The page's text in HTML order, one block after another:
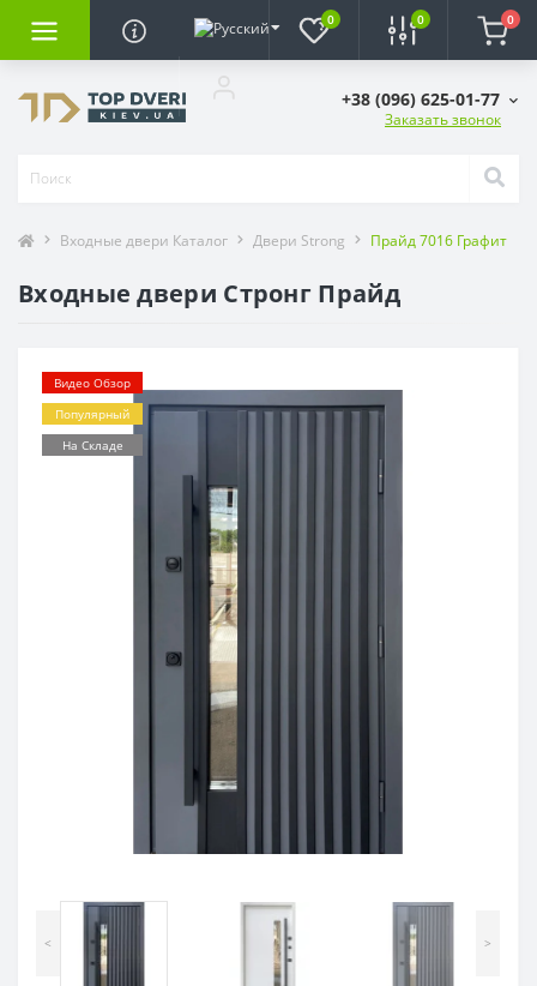
0 0 0
+38 (096) 625-01-77
Заказать звонок
Входные двери Каталог Двери Strong Прайд 7016 Графит
Входные двери Стронг Прайд
Видео Обзор
Популярный
На Складе
< >